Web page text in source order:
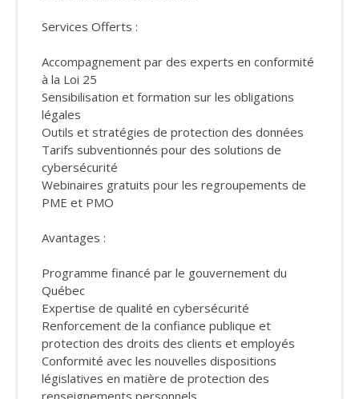
Services Offerts :
Accompagnement par des experts en conformité
à la Loi 25
Sensibilisation et formation sur les obligations
légales
Outils et stratégies de protection des données
Tarifs subventionnés pour des solutions de
cybersécurité
Webinaires gratuits pour les regroupements de
PME et PMO
Avantages :
Programme financé par le gouvernement du
Québec
Expertise de qualité en cybersécurité
Renforcement de la confiance publique et
protection des droits des clients et employés
Conformité avec les nouvelles dispositions
législatives en matière de protection des
renseignements personnels